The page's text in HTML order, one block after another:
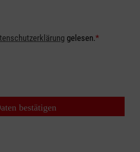
gelesen.*
bestätigen